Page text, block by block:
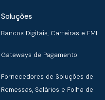
Soluções
Bancos Digitais, Carteiras e EMI
Gateways de Pagamento
Fornecedores de Soluções de
Remessas, Salários e Folha de